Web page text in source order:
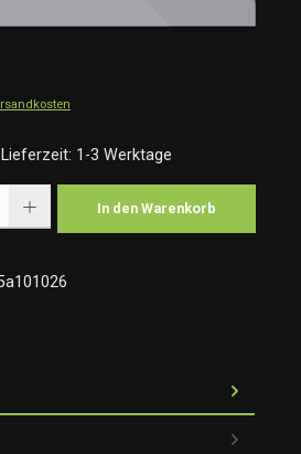
1-3 Werktage
In den Warenkorb